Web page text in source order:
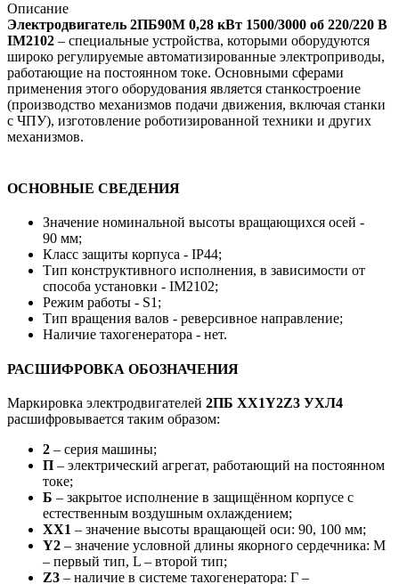
Описание
Электродвигатель 2ПБ90М 0,28 кВт 1500/3000 об 220/220 В
IM2102 – специальные устройства, которыми оборудуются
широко регулируемые автоматизированные электроприводы,
работающие на постоянном токе. Основными сферами
применения этого оборудования является станкостроение
(производство механизмов подачи движения, включая станки
с ЧПУ), изготовление роботизированной техники и других
механизмов.
ОСНОВНЫЕ СВЕДЕНИЯ
Значение номинальной высоты вращающихся осей -
90 мм;
Класс защиты корпуса - IP44;
Тип конструктивного исполнения, в зависимости от
способа установки - IM2102;
Режим работы - S1;
Тип вращения валов - реверсивное направление;
Наличие тахогенератора - нет.
РАСШИФРОВКА ОБОЗНАЧЕНИЯ
Маркировка электродвигателей 2ПБ ХХ1Y2Z3 УХЛ4
расшифровывается таким образом:
2 – серия машины;
П – электрический агрегат, работающий на постоянном
токе;
Б – закрытое исполнение в защищённом корпусе с
естественным воздушным охлаждением;
ХХ1 – значение высоты вращающей оси: 90, 100 мм;
Y2 – значение условной длины якорного сердечника: М
– первый тип, L – второй тип;
Z3 – наличие в системе тахогенератора: Г –